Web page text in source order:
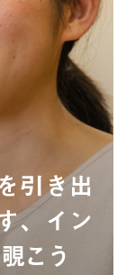
引き出
、イン
こう